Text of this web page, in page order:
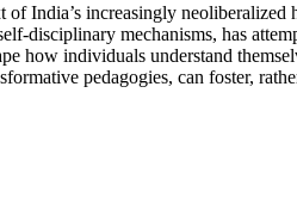
India’s increasingly neoliberalized
mechanisms, has
how individuals understand
pedagogies, can foster,